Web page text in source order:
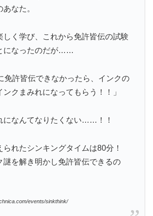
なた。
しく学び、これから免許皆伝の試験
になったのだが……
免許皆伝できなかったら、インクの
クまみれになってもらう！！」
になんてなりたくない……！！
られたシンキングタイムは80分！
謎を解き明かし免許皆伝できるの
events/sinkthink/